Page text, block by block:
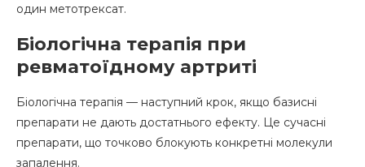
один метотрексат.
Біологічна терапія при
ревматоїдному артриті
Біологічна терапія — наступний крок, якщо базисні
препарати не дають достатнього ефекту. Це сучасні
препарати, що точково блокують конкретні молекули
запалення.